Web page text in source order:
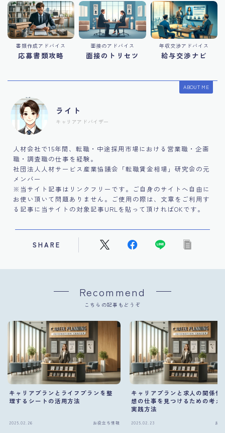
書類作成アドバイス
応募書類攻略
面接のアドバイス
面接のトリセツ
年収交渉アドバイス
給与交渉ナビ
ABOUT ME
ライト
キャリアアドバイザー
人材会社で15年間、転職・中途採用市場における営業職・企画
職・調査職の仕事を経験。
社団法人人材サービス産業協議会「転職賃金相場」研究会の元
メンバー
※当サイト記事はリンクフリーです。ご自身のサイトへ自由に
お使い頂いて問題ありません。ご使用の際は、文章をご利用す
る記事に当サイトの対象記事URLを貼って頂ければOKです。
SHARE
Recommend
こちらの記事もどうぞ
キャリアプランとライフプランを整
理するシートの活用方法
2025.02.26 お役立ち情報
キャリアプランと求人の関係性
想の仕事を見つけるための考え
実践方法
2025.02.23 お